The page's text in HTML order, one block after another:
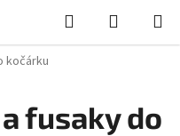
Hledat
KOŠÍK
kočárku
fusaky do